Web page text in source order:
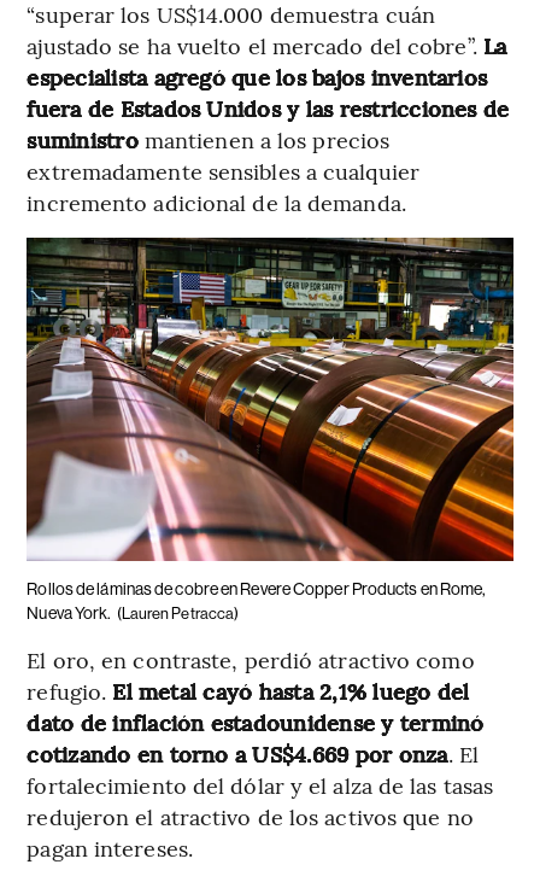
“superar los US$14.000 demuestra cuán
ajustado se ha vuelto el mercado del cobre”. La
especialista agregó que los bajos inventarios
fuera de Estados Unidos y las restricciones de
suministromantienen a los precios
extremadamente sensibles a cualquier
incremento adicional de la demanda.
Rollos de láminas de cobre en Revere Copper Products en Rome,
Nueva York. (Lauren Petracca)
El oro, en contraste, perdió atractivo como
refugio. El metal cayó hasta 2,1% luego del
dato de inflación estadounidense y terminó
cotizando en torno a US$4.669 por onza. El
fortalecimiento del dólar y el alza de las tasas
redujeron el atractivo de los activos que no
pagan intereses.